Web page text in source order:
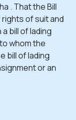
. That the Bill
of suit and
bill of lading
whom the
bill of lading
or an